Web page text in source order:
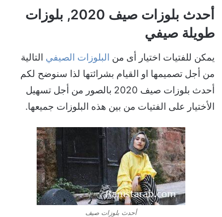
أحدث بلوزات صيف 2020, بلوزات
طويلة صيفي
يمكن للفتيات اختيار أى من البلوزات الصيفي التالية
من أجل تصميمها او القيام بشرائتها لذا سنوضح لكم
أحدث بلوزات صيف 2020 بالصور من أجل تسهيل
الأختيار على الفتيات من بين هذه البلوزات جميعها.
أحدث بلوزات صيف